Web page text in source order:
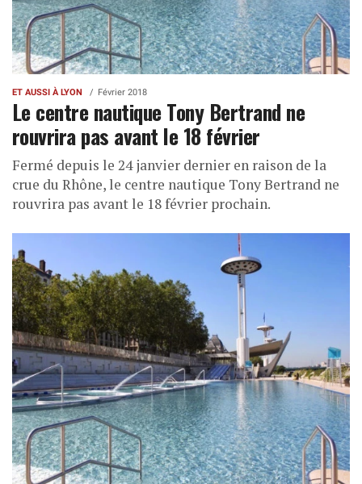
ET AUSSI À LYON Février 2018
Le centre nautique Tony Bertrand ne
rouvrira pas avant le 18 février
Fermé depuis le 24 janvier dernier en raison de la
crue du Rhône, le centre nautique Tony Bertrand ne
rouvrira pas avant le 18 février prochain.